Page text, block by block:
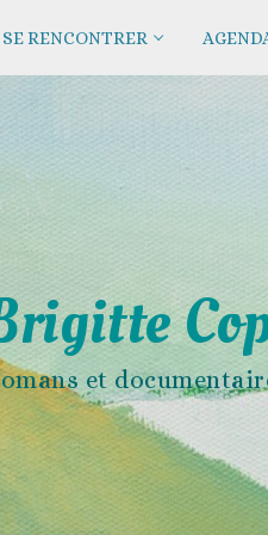
SE RENCONTRER
et